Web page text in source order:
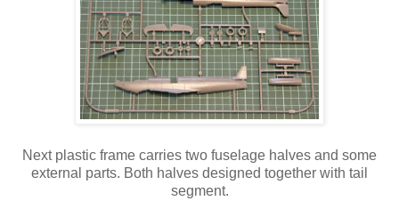
Next plastic frame carries two fuselage halves and some
external parts. Both halves designed together with tail
segment.